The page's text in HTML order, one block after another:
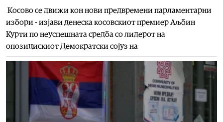
Косово се движи кон нови предвремени парламентарни
избори - изјави денеска косовскиот премиер Аљбин
Курти по неуспешната средба со лидерот на
опозицискиот Демократски сојуз на